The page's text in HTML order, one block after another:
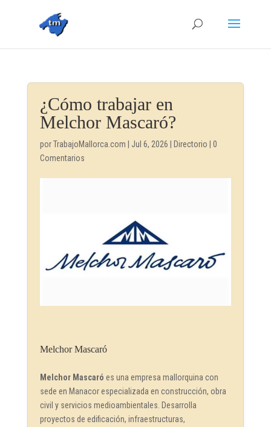
¿Cómo trabajar en
Melchor Mascaró?
porTrabajoMallorca.com Jul 6, 2026 Directorio
0
Comentarios
Melchor Mascaró
Melchor Mascaró es una empresa mallorquina con
sede en Manacor especializada en construcción, obra
civil y servicios medioambientales. Desarrolla
proyectos de edificación, infraestructuras,